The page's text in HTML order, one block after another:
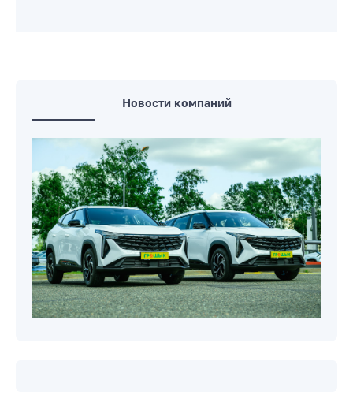
Новости компаний